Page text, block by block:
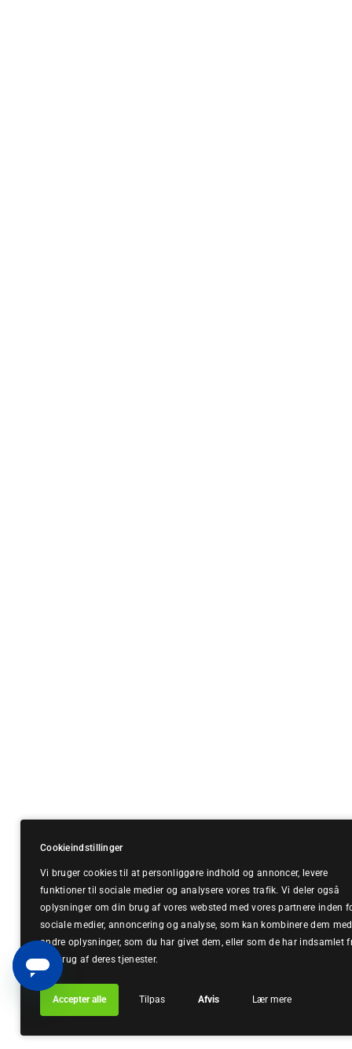
Cookieindstillinger
Vi bruger cookies til at personliggøre indhold og annoncer, levere
funktioner til sociale medier og analysere vores trafik. Vi deler også
oplysninger om din brug af vores websted med vores partnere inden
sociale medier, annoncering og analyse, som kan kombinere dem med
andre oplysninger, som du har givet dem, eller som de har indsamlet
din brug af deres tjenester.
Accepter alle Tilpas Afvis Lær mere